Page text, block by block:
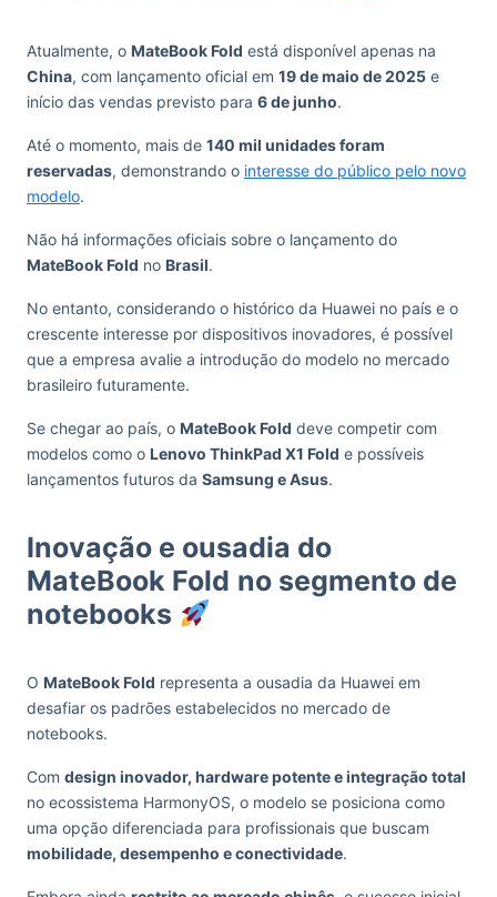
Atualmente, o MateBook Fold está disponível apenas na
China, com lançamento oficial em 19 de maio de 2025 e
início das vendas previsto para 6 de junho.
Até o momento, mais de 140 mil unidades foram
reservadas, demonstrando o interesse do público pelo novo
modelo.
Não há informações oficiais sobre o lançamento do
MateBook Fold no Brasil.
No entanto, considerando o histórico da Huawei no país e o
crescente interesse por dispositivos inovadores, é possível
que a empresa avalie a introdução do modelo no mercado
brasileiro futuramente.
Se chegar ao país, o MateBook Fold deve competir com
modelos como o Lenovo ThinkPad X1 Fold e possíveis
lançamentos futuros da Samsung e Asus.
Inovação e ousadia do
MateBook Fold no segmento de
notebooks
O MateBook Fold representa a ousadia da Huawei em
desafiar os padrões estabelecidos no mercado de
notebooks.
Com design inovador, hardware potente e integração total
no ecossistema HarmonyOS, o modelo se posiciona como
uma opção diferenciada para profissionais que buscam
mobilidade, desempenho e conectividade.